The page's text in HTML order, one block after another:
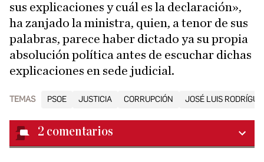
sus explicaciones y cuál es la declaración»,
ha zanjado la ministra, quien, a tenor de sus
palabras, parece haber dictado ya su propia
absolución política antes de escuchar dichas
explicaciones en sede judicial.
TEMAS PSOE JUSTICIA CORRUPCIÓN JOSÉ LUIS
2 comentarios